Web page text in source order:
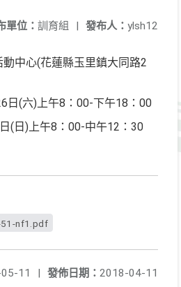
發布人： ylsh12
單位： 訓育組 |
中心(花蓮縣玉里鎮大同路2
日(六)上午8：00-下午18：00
上午8：00-中午12：30
nf1.pdf
發佈日期： 2018-04-11
11
|